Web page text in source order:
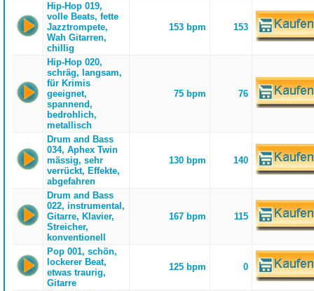
Hip-Hop 019,
volle Beats, fette
Jazztrompete,
Wah Gitarren,
chillig
153 bpm 153
Hip-Hop 020,
schräg, langsam,
für Krimis
geeignet,
spannend,
bedrohlich,
metallisch
75 bpm 76
Drum and Bass
034, Aphex Twin
mässig, sehr
verrückt, Effekte,
abgefahren
130 bpm 140
Drum and Bass
022, instrumental,
Gitarre, Klavier,
Streicher,
konventionell
167 bpm 115
Pop 001, schön,
lockerer Beat,
etwas traurig,
Gitarre
125 bpm 0